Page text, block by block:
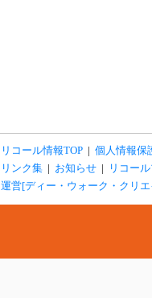
リコール情報TOP 個人情報保
リンク集 お知らせ リコー
運営[ディー・ウォーク・クリ